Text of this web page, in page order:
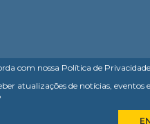
com nossa Política de Privacidade
atualizações de notícias, eventos